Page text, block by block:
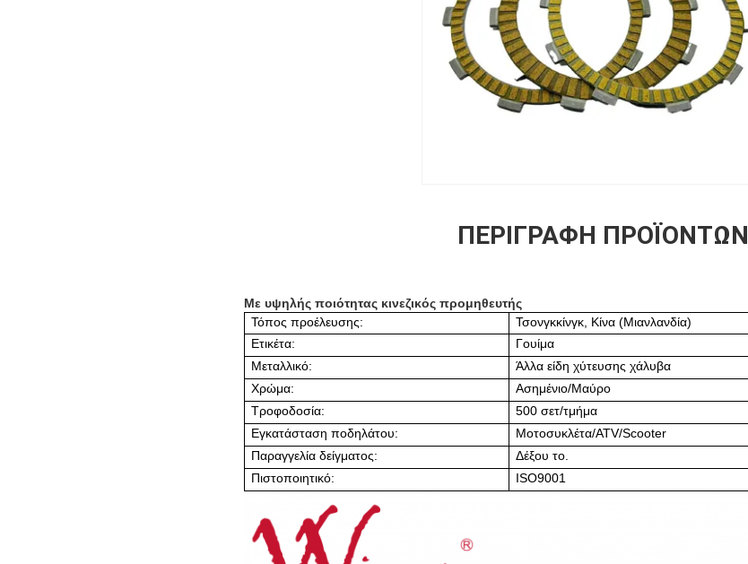
ΠΕΡΙΓΡΑΦΉ ΠΡΟΪΌΝΤΩΝ
Με υψηλής ποιότητας κινεζικός προμηθευτής
Τόπος προέλευσης:
Τσονγκκίνγκ, Κίνα (Μιανλανδία)
Ετικέτα:
Γουίμα
Μεταλλικό:
Άλλα είδη χύτευσης χάλυβα
Χρώμα:
Ασημένιο/Μαύρο
Τροφοδοσία:
500 σετ/τμήμα
Εγκατάσταση ποδηλάτου:
Μοτοσυκλέτα/ATV/Scooter
Παραγγελία δείγματος:
Δέξου το.
Πιστοποιητικό:
ISO9001